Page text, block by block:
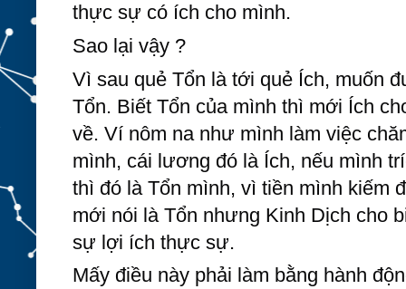
thực sự có ích cho mình.
Sao lại vậy ?
Vì sau quẻ Tổn là tới quẻ Ích, muốn
Tổn. Biết Tổn của mình thì mới Ích
về. Ví nôm na như mình làm việc
mình, cái lương đó là Ích, nếu mình
thì đó là Tổn mình, vì tiền mình kiếm
mới nói là Tổn nhưng Kinh Dịch cho
sự lợi ích thực sự.
Mấy điều này phải làm bằng hành